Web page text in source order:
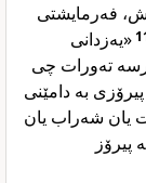
فەرمایشتی
«یەزدانی
تەورات چی
بە دامێنی
یان شەراب یان
پیرۆز